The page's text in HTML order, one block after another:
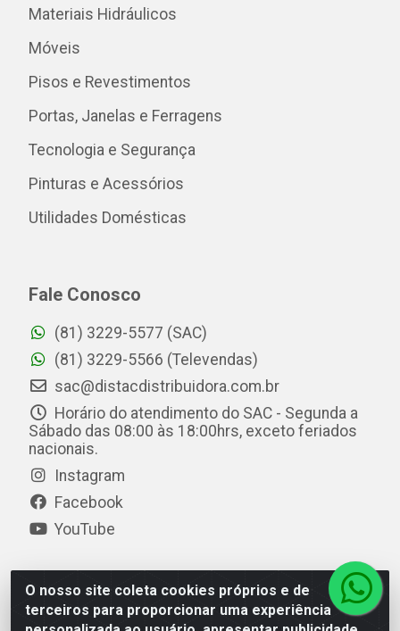
O nosso site coleta cookies próprios e de
terceiros para proporcionar uma experiência
Materiais Hidráulicos
Móveis
Pisos e Revestimentos
Portas, Janelas e Ferragens
Tecnologia e Segurança
Pinturas e Acessórios
Utilidades Domésticas
Fale Conosco
(81) 3229-5577 (SAC)
(81) 3229-5566 (Televendas)
sac@distacdistribuidora.com.br
Horário do atendimento do SAC - Segunda a
Sábado das 08:00 às 18:00hrs, exceto feriados
nacionais.
Instagram
Facebook
YouTube
Distac Distribuidora - Av. Durval de Góes Monteiro, 7049
- Jardim Petrópolis - Maceió/AL - CEP 57061-000 - CNPJ